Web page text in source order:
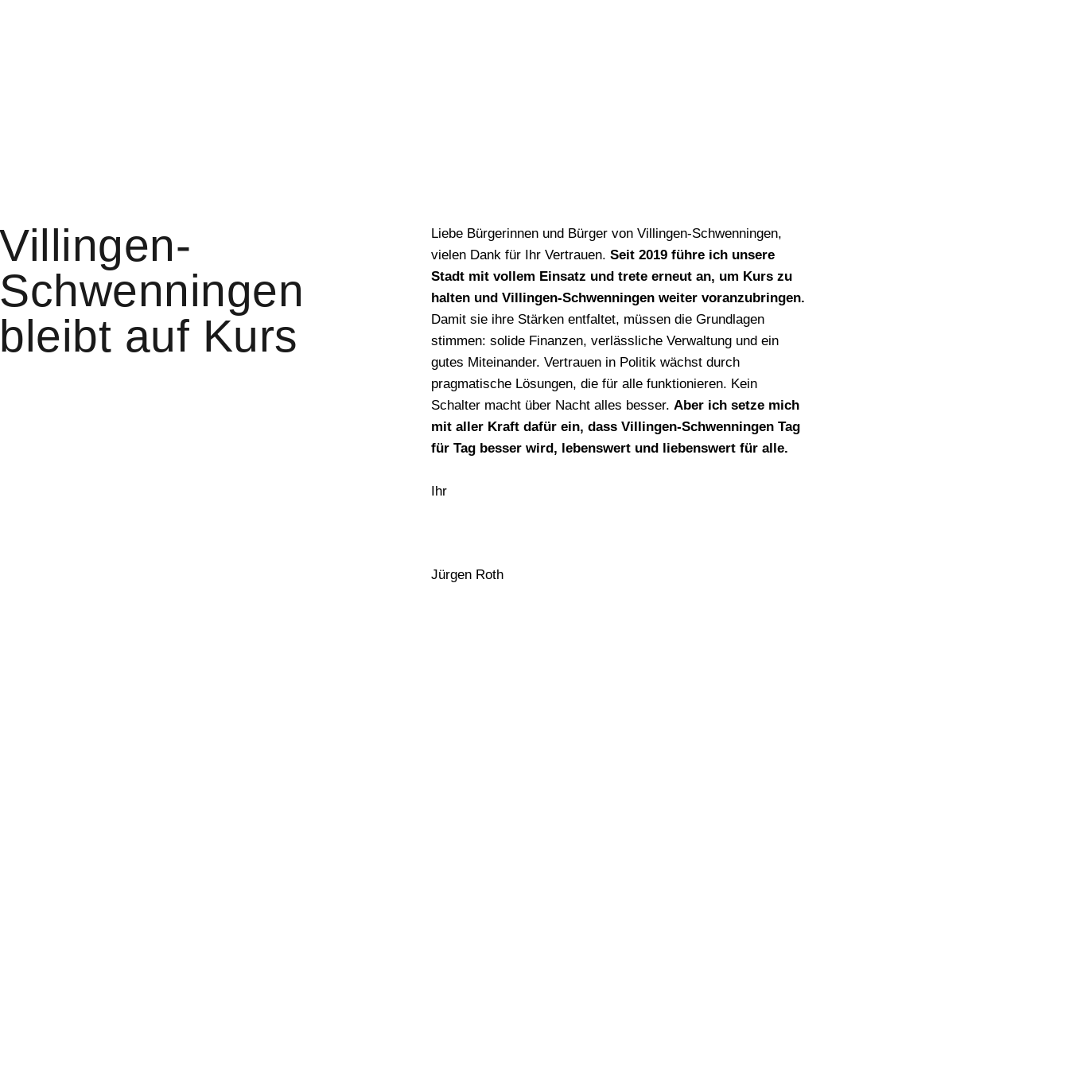
Villingen-
Schwenningen
bleibt auf Kurs
Liebe Bürgerinnen und Bürger von Villingen-Schwenningen,
vielen Dank für Ihr Vertrauen.Seit 2019 führe ich unsere
Stadt mit vollem Einsatz und trete erneut an, um Kurs zu
halten und Villingen-Schwenningen weiter voranzubringen.
Damit sie ihre Stärken entfaltet, müssen die Grundlagen
stimmen: solide Finanzen, verlässliche Verwaltung und ein
gutes Miteinander. Vertrauen in Politik wächst durch
pragmatische Lösungen, die für alle funktionieren. Kein
Schalter macht über Nacht alles besser.Aber ich setze mich
mit aller Kraft dafür ein, dass Villingen-Schwenningen Tag
für Tag besser wird, lebenswert und liebenswert für alle.
Ihr
Jürgen Roth